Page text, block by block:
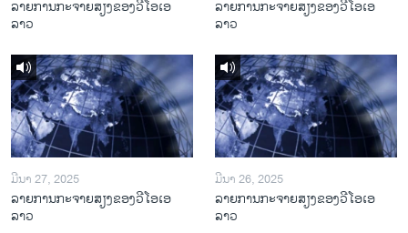
ລາຍການກະຈາຍສຽງຂອງວີໂອເອ
ລາວ
ລາຍການກະຈາຍສຽງຂອງວີໂອເອ
ລາວ
ມີນາ 27, 2025
ລາຍການກະຈາຍສຽງຂອງວີໂອເອ
ລາວ
ມີນາ 26, 2025
ລາຍການກະຈາຍສຽງຂອງວີໂອເອ
ລາວ